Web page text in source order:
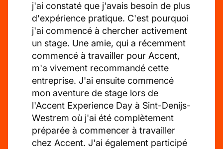
j'ai constaté que j'avais besoin de plus
d'expérience pratique. C'est pourquoi
j'ai commencé à chercher activement
un stage. Une amie, qui a récemment
commencé à travailler pour Accent,
m'a vivement recommandé cette
entreprise. J'ai ensuite commencé
mon aventure de stage lors de
l'Accent Experience Day à Sint-Denijs-
Westrem où j'ai été complètement
préparée à commencer à travailler
chez Accent. J'ai également participé